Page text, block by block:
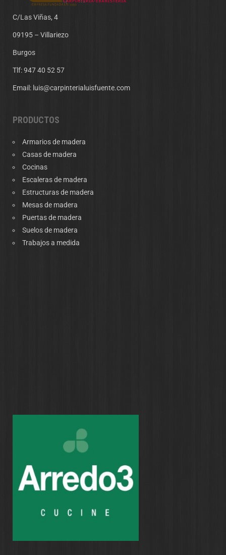
C/Las Viñas, 4
09195 – Villariezo
Burgos
Tlf:947 40 52 57
Email: luis@carpinterialuisfuente.com
PRODUCTOS
Armarios de madera
Casas de madera
Cocinas
Escaleras de madera
Estructuras de madera
Mesas de madera
Puertas de madera
Suelos de madera
Trabajos a medida